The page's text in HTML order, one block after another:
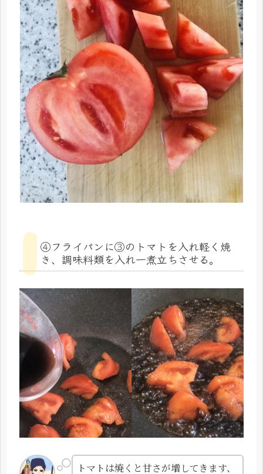
④フライパンに③のトマトを入れ軽く焼
き、調味料類を入れ一煮立ちさせる。
トマトは焼くと甘さが増してきます、